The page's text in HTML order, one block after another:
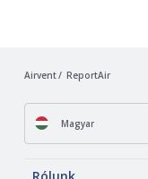
Airvent ReportAir
Magyar